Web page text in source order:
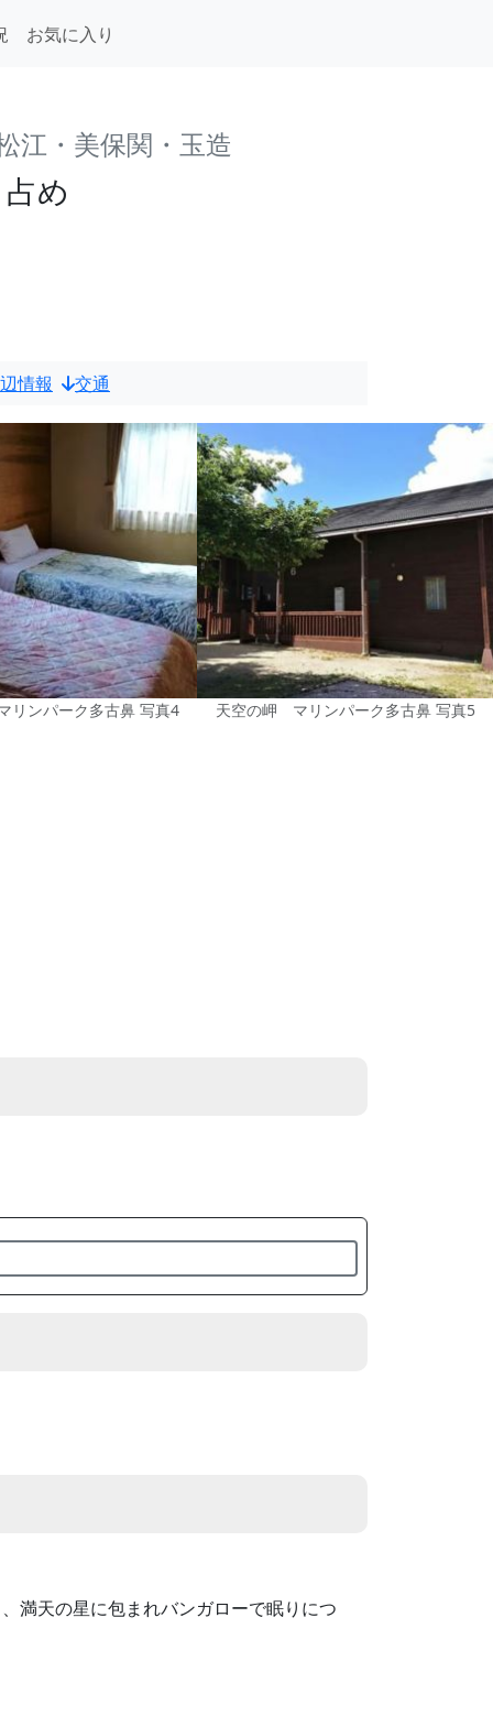
お気に入り
江・美保関・玉造
め
情報 交通
ンパーク多古鼻 写真4 天空の岬 マリンパーク多古鼻 写真5
満天の星に包まれバンガローで眠りにつ